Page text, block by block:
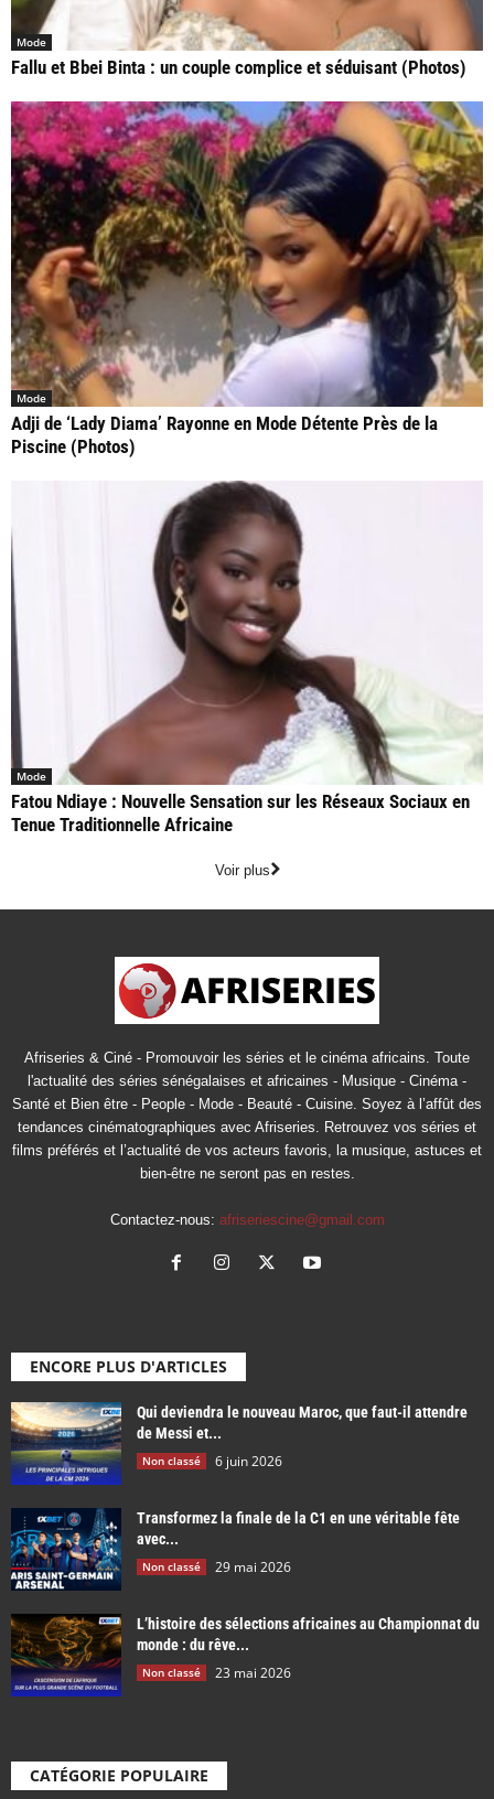
Mode
Fallu et Bbei Binta : un couple complice et séduisant (Photos)
Mode
Adji de ‘Lady Diama’ Rayonne en Mode Détente Près de la
Piscine (Photos)
Mode
Fatou Ndiaye : Nouvelle Sensation sur les Réseaux Sociaux en
Tenue Traditionnelle Africaine
Voir plus
Afriseries & Ciné - Promouvoir les séries et le cinéma africains. Toute
l'actualité des séries sénégalaises et africaines - Musique - Cinéma -
Santé et Bien être - People - Mode - Beauté - Cuisine. Soyez à l’affût des
tendances cinématographiques avec Afriseries. Retrouvez vos séries et
films préférés et l’actualité de vos acteurs favoris, la musique, astuces et
bien-être ne seront pas en restes.
Contactez-nous: afriseriescine@gmail.com
ENCORE PLUS D'ARTICLES
Qui deviendra le nouveau Maroc, que faut-il attendre
de Messi et...
Non classé 6 juin 2026
Transformez la finale de la C1 en une véritable fête
avec...
Non classé 29 mai 2026
L’histoire des sélections africaines au Championnat du
monde : du rêve...
Non classé 23 mai 2026
CATÉGORIE POPULAIRE